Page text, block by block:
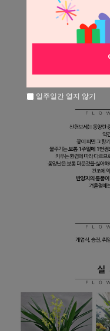
일주일간 열지 않기